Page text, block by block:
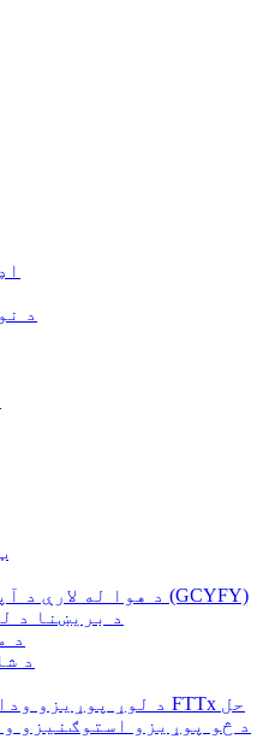
د
د هوا له لارې د آپټیکل کیبل حلونه (GCYFY)
د بریښنا د
د
د
د لوړ پوړیزو ودانیو لپاره د FTTx حل
د څو پوړیزو استوګنیزو